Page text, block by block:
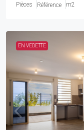
Pièces
Référence
m2
EN VEDETTE